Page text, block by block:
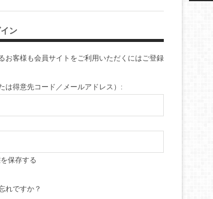
ン
お客様も会員サイトをご利用いただくにはご登録
は得意先コード／メールアドレス）:
保存する
れですか？